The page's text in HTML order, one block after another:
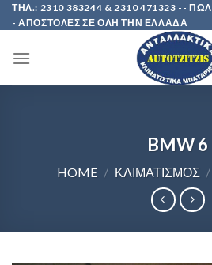
Skip
to
ΤΗΛ.: 2310 383244 & 2310 471323 --
- ΑΠΟΣΤΟΛΕΣ ΣΕ ΟΛΗ ΤΗΝ ΕΛΛΑΔΑ
BMW 6
HOME / ΚΛΙΜΑΤΙΣΜΟΣ /